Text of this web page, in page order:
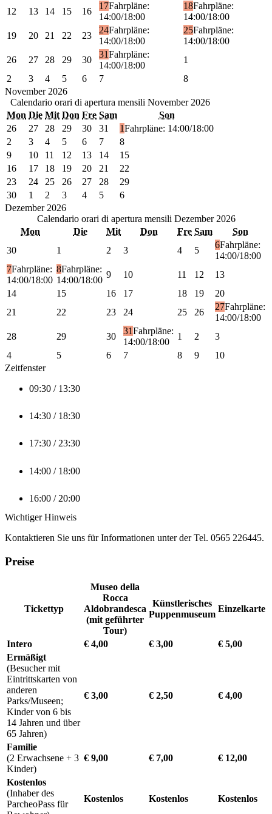
12
13 14 15 16
17Fahrpläne:
14:00/18:00
18Fahrpläne:
14:00/18:00
19
20 21 22 23
24Fahrpläne:
14:00/18:00
25Fahrpläne:
14:00/18:00
26
27 28 29 30
31Fahrpläne:
14:00/18:00
1
2
3 4 5 6 7
8
November 2026
Calendario orari di apertura mensili November 2026
Mon Die Mit Don Fre Sam
Son
26
27 28 29 30 31 1Fahrpläne: 14:00/18:00
2
3 4 5 6 7
8
9
10 11 12 13 14
15
16
17 18 19 20 21
22
23
24 25 26 27 28
29
30
1 2 3 4 5
6
Dezember 2026
Calendario orari di apertura mensili Dezember 2026
Mon
Die Mit Don Fre Sam
Son
30
1 2 3 4 5
6Fahrpläne:
14:00/18:00
7Fahrpläne:
14:00/18:00
8Fahrpläne:
14:00/18:00
9 10 11 12
13
14
15 16 17 18 19
20
21
22 23 24 25 26
27Fahrpläne:
14:00/18:00
28
29 30
31Fahrpläne:
14:00/18:00
1 2
3
4
5 6 7 8 9
10
Zeitfenster
09:30 / 13:30
14:30 / 18:30
17:30 / 23:30
14:00 / 18:00
16:00 / 20:00
Wichtiger Hinweis
Kontaktieren Sie uns für Informationen unter der Tel. 0565 226445.
Preise
Tickettyp
Museo della
Rocca
Aldobrandesca
(mit geführter
Tour)
Künstlerisches
Puppenmuseum
Einzelkarte
Intero € 4,00 € 3,00
€ 5,00
Ermäßigt
(Besucher mit
Eintrittskarten von
anderen
Parks/Museen;
Kinder von 6 bis
14 Jahren und über
65 Jahren)
€ 3,00 € 2,50 € 4,00
Familie
(2 Erwachsene + 3
Kinder)
€ 9,00 € 7,00 € 12,00
Kostenlos
(Inhaber des
ParcheoPass für
Kostenlos Kostenlos Kostenlos